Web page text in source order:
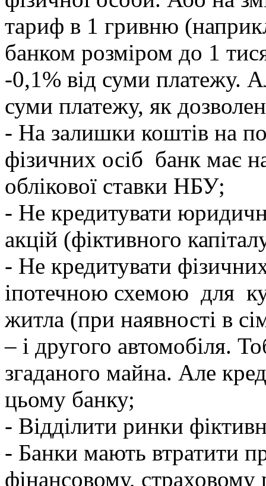
тариф в 1 гривню
банком розміром до 1
-0,1% від суми платежу.
суми платежу, як
- На залишки коштів на
фізичних осіб банк має
облікової ставки НБУ;
- Не кредитувати
акцій (фіктивного
- Не кредитувати
іпотечною схемою для
житла (при наявності в
– і другого автомобіля.
згаданого майна. Але
цьому банку;
- Відділити ринки
- Банки мають втратити
фінансовому, страховому